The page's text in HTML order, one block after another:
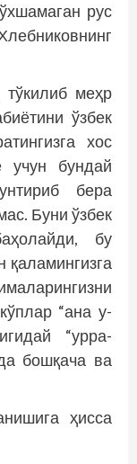
рус
тўкилиб меҳр
ўзбек
хос
учун бундай
бера
Буни ўзбек
бу
қаламингизга
“ана у-
“урра-
бошқача ва
ҳисса